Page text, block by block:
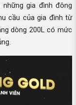
gia đình đông
cầu của gia đình từ
dòng 200L có mức